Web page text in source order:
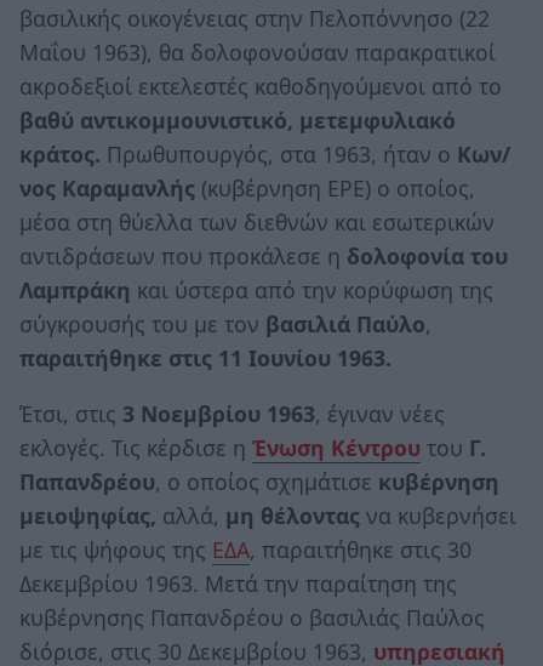
βασιλικής οικογένειας στην Πελοπόννησο (22
Μαΐου 1963), θα δολοφονούσαν παρακρατικοί
ακροδεξιοί εκτελεστές καθοδηγούμενοι από το
βαθύ αντικομμουνιστικό, μετεμφυλιακό
κράτος. Πρωθυπουργός, στα 1963, ήταν ο Κων/
νος Καραμανλής (κυβέρνηση ΕΡΕ) ο οποίος,
μέσα στη θύελλα των διεθνών και εσωτερικών
αντιδράσεων που προκάλεσε η δολοφονία του
Λαμπράκη και ύστερα από την κορύφωση της
σύγκρουσής του με τον βασιλιά Παύλο,
παραιτήθηκε στις 11 Ιουνίου 1963.
Έτσι, στις 3 Νοεμβρίου 1963, έγιναν νέες
εκλογές. Τις κέρδισε η Ένωση Κέντρου του Γ.
Παπανδρέου, ο οποίος σχημάτισε κυβέρνηση
μειοψηφίας, αλλά, μη θέλοντας να κυβερνήσει
με τις ψήφους της ΕΔΑ, παραιτήθηκε στις 30
Δεκεμβρίου 1963. Μετά την παραίτηση της
κυβέρνησης Παπανδρέου ο βασιλιάς Παύλος
διόρισε, στις 30 Δεκεμβρίου 1963, υπηρεσιακή